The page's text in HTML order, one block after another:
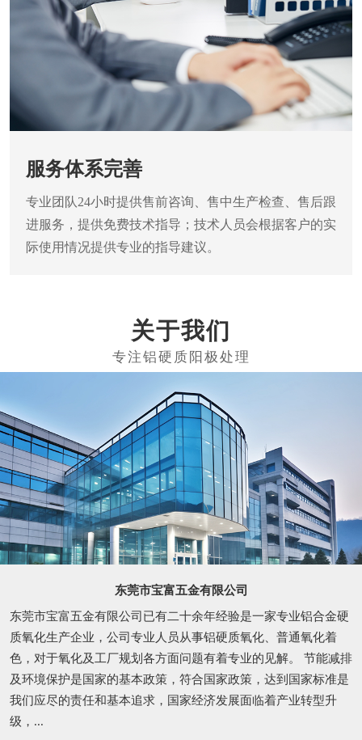
服务体系完善
专业团队24小时提供售前咨询、售中生产检查、售后跟
进服务，提供免费技术指导；技术人员会根据客户的实
际使用情况提供专业的指导建议。
关于我们
东莞市宝富五金有限公司
东莞市宝富五金有限公司已有二十余年经验是一家专业铝合金硬
质氧化生产企业，公司专业人员从事铝硬质氧化、普通氧化着
色，对于氧化及工厂规划各方面问题有着专业的见解。 节能减排
及环境保护是国家的基本政策，符合国家政策，达到国家标准是
我们应尽的责任和基本追求，国家经济发展面临着产业转型升
级，...